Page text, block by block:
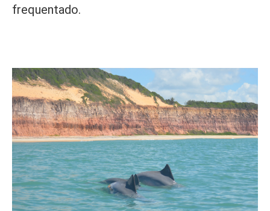
frequentado.